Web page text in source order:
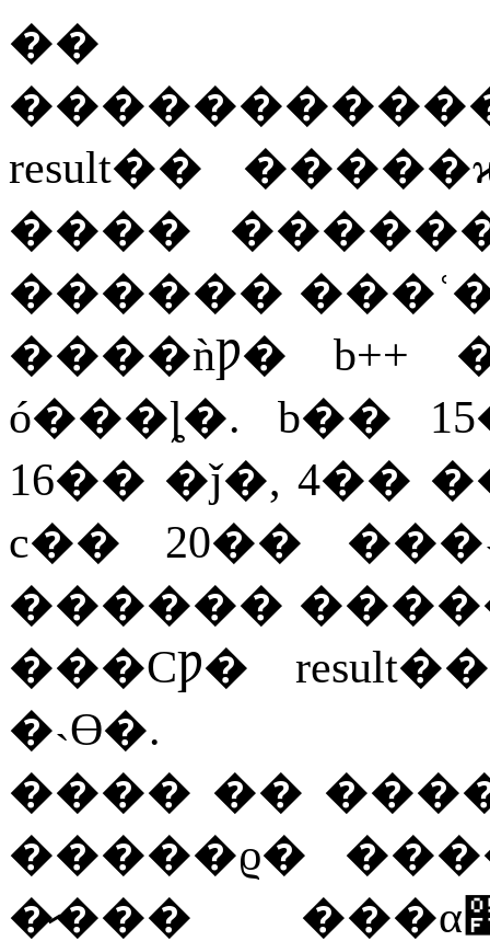
��
�����
result��
����
������
����ǹǷ� b++
ó���ȴ�. b�� 15
16�� �ǰ�, 4��
c�� 20��
������
���ϹǷ�
result
�˴ϴ�.
���� ��
�����ϱ�
�̷���